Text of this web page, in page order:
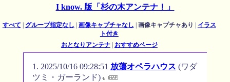
I know. 版「杉の木アンテナ！」
すべて | グループ指定なし | 画像キャプチャなし | 画像キャプチャあり | イラス
ト付き
おとなりアンテナ| おすすめページ
2025/10/16 09:28:51 放蕩オペラハウス (ワダ
ツミ・ガーランド)